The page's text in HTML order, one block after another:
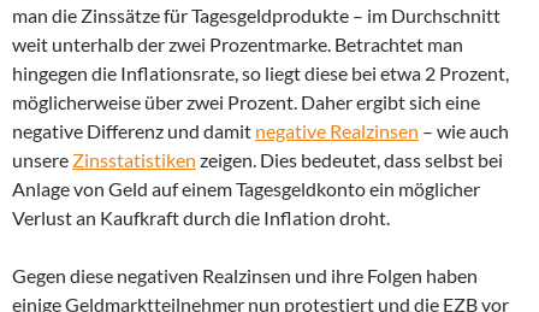
man die Zinssätze für Tagesgeldprodukte – im Durchschnitt
weit unterhalb der zwei Prozentmarke. Betrachtet man
hingegen die Inflationsrate, so liegt diese bei etwa 2 Prozent,
möglicherweise über zwei Prozent. Daher ergibt sich eine
negative Differenz und damit negative Realzinsen – wie auch
unsere Zinsstatistiken zeigen. Dies bedeutet, dass selbst bei
Anlage von Geld auf einem Tagesgeldkonto ein möglicher
Verlust an Kaufkraft durch die Inflation droht.
Gegen diese negativen Realzinsen und ihre Folgen haben
einige Geldmarktteilnehmer nun protestiert und die EZB vor